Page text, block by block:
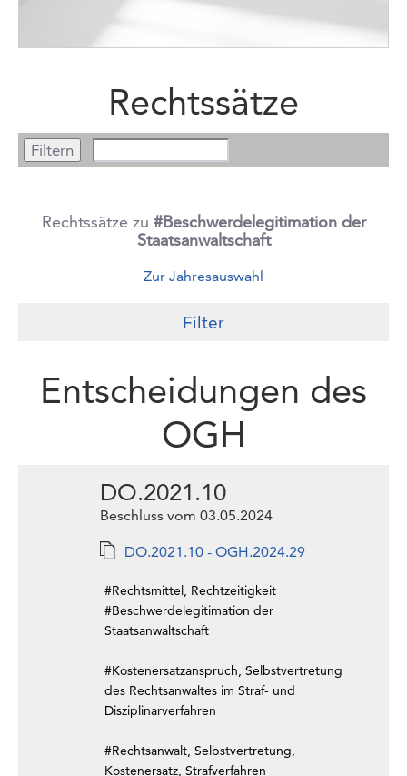
Rechtssätze
Rechtssätze zu #Beschwerdelegitimation der
Staatsanwaltschaft
Zur Jahresauswahl
Filter
Entscheidungen des
OGH
DO.2021.10
Beschluss vom 03.05.2024
DO.2021.10 - OGH.2024.29
#Rechtsmittel, Rechtzeitigkeit
#Beschwerdelegitimation der
Staatsanwaltschaft
#Kostenersatzanspruch, Selbstvertretung
des Rechtsanwaltes im Straf- und
Disziplinarverfahren
#Rechtsanwalt, Selbstvertretung,
Kostenersatz, Strafverfahren